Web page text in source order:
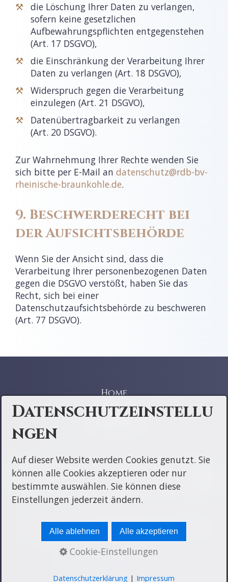
die Löschung Ihrer Daten zu verlangen,
sofern keine gesetzlichen
Aufbewahrungspflichten entgegenstehen
(Art. 17 DSGVO),
die Einschränkung der Verarbeitung Ihrer
Daten zu verlangen (Art. 18 DSGVO),
Widerspruch gegen die Verarbeitung
einzulegen (Art. 21 DSGVO),
Datenübertragbarkeit zu verlangen
(Art. 20 DSGVO).
Zur Wahrnehmung Ihrer Rechte wenden Sie
sich bitte per E-Mail an datenschutz@rdb-bv-
rheinische-braunkohle.de.
9. Beschwerderecht bei
der Aufsichtsbehörde
Wenn Sie der Ansicht sind, dass die
Verarbeitung Ihrer personenbezogenen Daten
gegen die DSGVO verstößt, haben Sie das
Recht, sich bei einer
Datenschutzaufsichtsbehörde zu beschweren
(Art. 77 DSGVO).
Home
Kontakt
Impressum
© 2026 RDB BV Rheinische Braunkohle
Datenschutzeinstellu
ngen
Auf dieser Website werden Cookies genutzt. Sie
können alle Cookies akzeptieren oder nur
bestimmte auswählen. Sie können diese
Einstellungen jederzeit ändern.
Alle ablehnen Alle akzeptieren
Cookie-Einstellungen
Datenschutzerklärung | Impressum